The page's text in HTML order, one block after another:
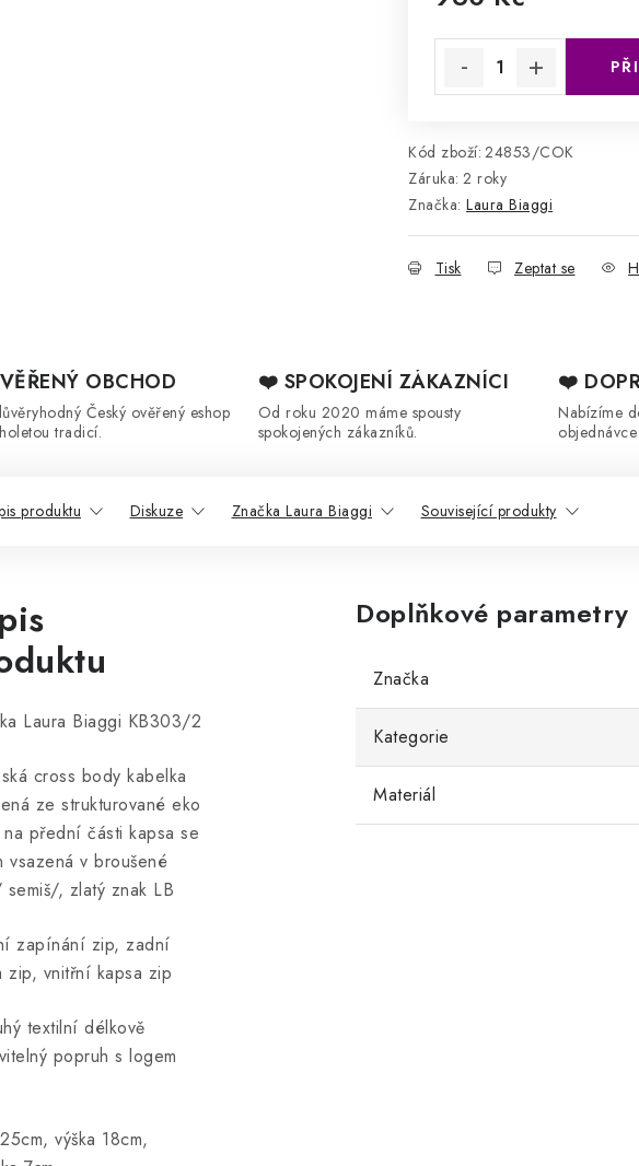
Kód zboží: 24853/COK
Záruka: 2 roky
Značka: Laura Biaggi
Tisk Zeptat se
OBCHOD
Český ověřený eshop
tradicí.
❤️ SPOKOJENÍ ZÁKAZNÍCI
Od roku 2020 máme spousty
spokojených zákazníků.
❤️
Nabízíme
produktu Diskuze Značka Laura Biaggi Související produkty
Laura Biaggi KB303/2
cross body kabelka
ze strukturované eko
přední části kapsa se
vsazená v broušené
, zlatý znak LB
zapínání zip, zadní
zip, vnitřní kapsa zip
textilní délkově
popruh s logem
výška 18cm,
Doplňkové parametry
Značka
Kategorie
Materiál